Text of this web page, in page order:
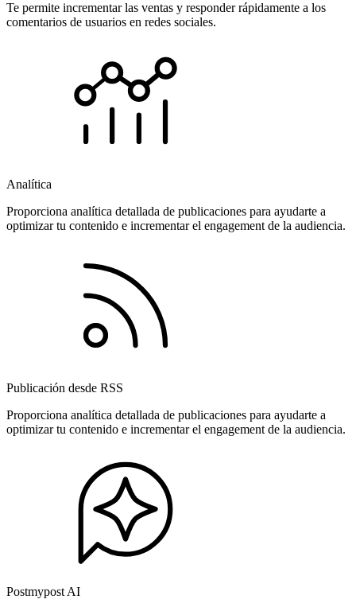
Te permite incrementar las ventas y responder rápidamente a los
comentarios de usuarios en redes sociales.
Analítica
Proporciona analítica detallada de publicaciones para ayudarte a
optimizar tu contenido e incrementar el engagement de la audiencia.
Publicación desde RSS
Proporciona analítica detallada de publicaciones para ayudarte a
optimizar tu contenido e incrementar el engagement de la audiencia.
Postmypost AI